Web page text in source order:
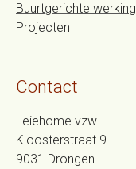
Buurtgerichte werking
Projecten
Contact
Leiehome vzw
Kloosterstraat 9
9031 Drongen